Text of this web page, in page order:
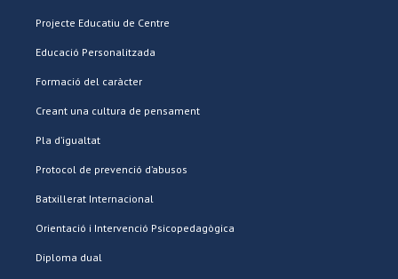
Projecte Educatiu de Centre
Educació Personalitzada
Formació del caràcter
Creant una cultura de pensament
Pla d’igualtat
Protocol de prevenció d’abusos
Batxillerat Internacional
Orientació i Intervenció Psicopedagògica
Diploma dual